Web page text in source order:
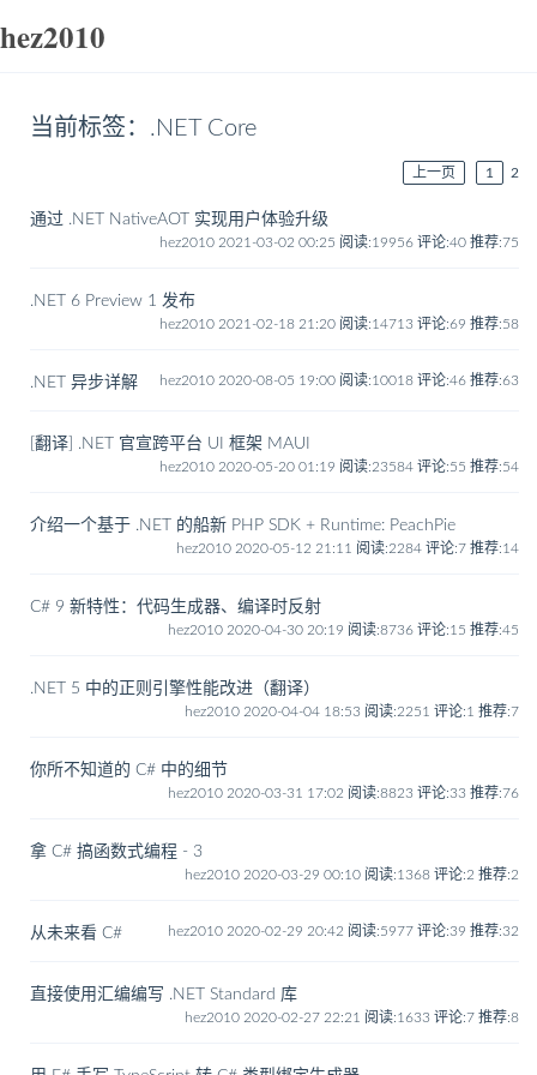
hez2010
当前标签：.NET Core
上一页 1 2
通过 .NET NativeAOT 实现用户体验升级
hez2010 2021-03-02 00:25 阅读:19956 评论:40 推荐:75
.NET 6 Preview 1 发布
hez2010 2021-02-18 21:20 阅读:14713 评论:69 推荐:58
.NET 异步详解 hez2010 2020-08-05 19:00 阅读:10018 评论:46 推荐:63
[翻译] .NET 官宣跨平台 UI 框架 MAUI
hez2010 2020-05-20 01:19 阅读:23584 评论:55 推荐:54
介绍一个基于 .NET 的船新 PHP SDK + Runtime: PeachPie
hez2010 2020-05-12 21:11 阅读:2284 评论:7 推荐:14
C# 9 新特性：代码生成器、编译时反射
hez2010 2020-04-30 20:19 阅读:8736 评论:15 推荐:45
.NET 5 中的正则引擎性能改进（翻译）
hez2010 2020-04-04 18:53 阅读:2251 评论:1 推荐:7
你所不知道的 C# 中的细节
hez2010 2020-03-31 17:02 阅读:8823 评论:33 推荐:76
拿 C# 搞函数式编程 - 3
hez2010 2020-03-29 00:10 阅读:1368 评论:2 推荐:2
从未来看 C# hez2010 2020-02-29 20:42 阅读:5977 评论:39 推荐:32
直接使用汇编编写 .NET Standard 库
hez2010 2020-02-27 22:21 阅读:1633 评论:7 推荐:8